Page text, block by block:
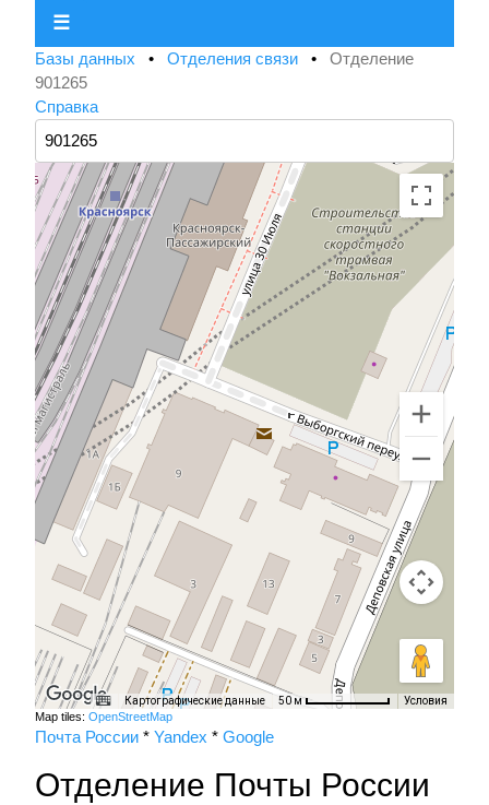
☰
Базы данных • Отделения связи • Отделение
901265
Справка
Картографические данные 50 м Условия
Map tiles: OpenStreetMap
Почта России * Yandex * Google
Отделение Почты России